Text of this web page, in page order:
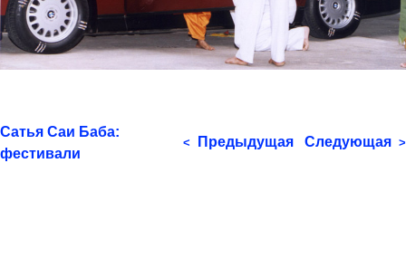
Сатья Саи Баба:
фестивали
< Предыдущая Следующая >